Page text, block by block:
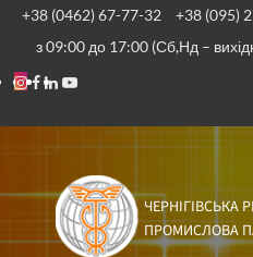
+38 (0462) 67-77-32 +38 (095)
з 09:00 до 17:00 (Сб,Нд –
ЧЕРНІГІВСЬКА
ПРОМИСЛОВА